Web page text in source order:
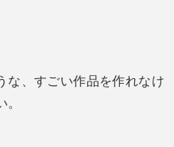
な、すごい作品を作れなけ